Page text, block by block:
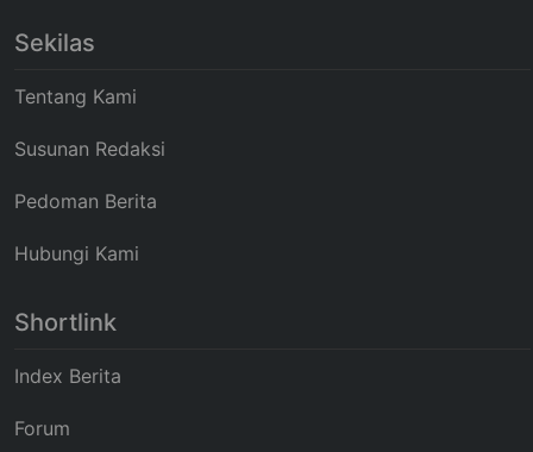
Sekilas
Tentang Kami
Susunan Redaksi
Pedoman Berita
Hubungi Kami
Shortlink
Index Berita
Forum